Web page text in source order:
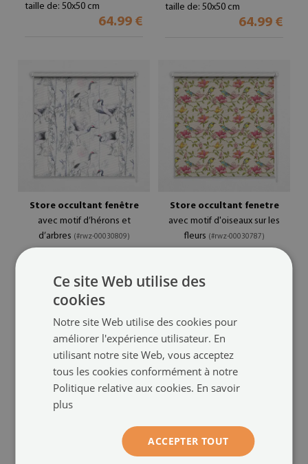
taille de: 50x50 cm
64.99 €
taille de: 50x50 cm
64.99 €
Store occultant fenêtre
avec motif d’hérons et
d’arbres (#rwz-00030809)
64.99 €
Store occultant fenetre
avec motif d'oiseaux sur les
fleurs (#rwz-00030787)
Ce site Web utilise des
cookies
Notre site Web utilise des cookies pour
améliorer l'expérience utilisateur. En
utilisant notre site Web, vous acceptez
tous les cookies conformément à notre
Politique relative aux cookies. En savoir
plus
ACCEPTER TOUT